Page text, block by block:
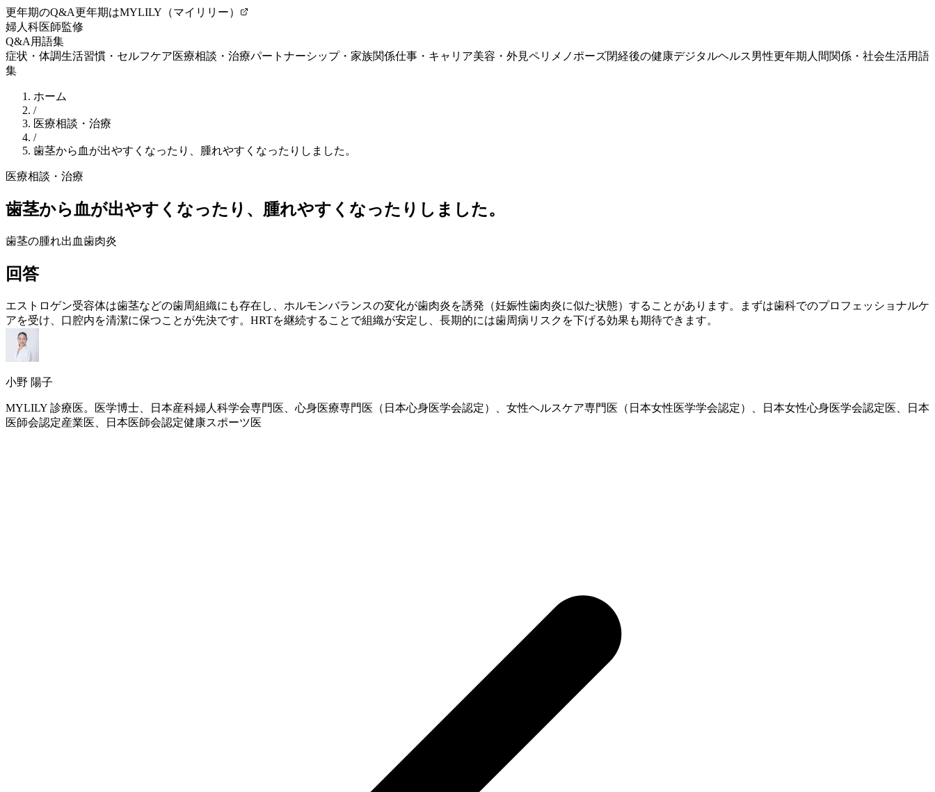
更年期のQ&A更年期はMYLILY（マイリリー）
婦人科医師監修
Q&A 用語集
症状・体調生活習慣・セルフケア医療相談・治療パートナーシップ・家族関係仕事・キャリア美容・外見ペリメノポーズ閉経後の健康デジタルヘルス男性更年期 人間関係・社会生活用語
集
ホーム
/
医療相談・治療
/
歯茎から血が出やすくなったり、腫れやすくなったりしました。
医療相談・治療
歯茎から血が出やすくなったり、腫れやすくなったりしました。
歯茎の腫れ出血歯肉炎
回答
エストロゲン受容体は歯茎などの歯周組織にも存在し、ホルモンバランスの変化が歯肉炎を誘発（妊娠性歯肉炎に似た状態）することがあります。まずは歯科でのプロフェッショナルケ
アを受け、口腔内を清潔に保つことが先決です。 HRTを継続することで組織が安定し、長期的には歯周病リスクを下げる効果も期待できます。
小野 陽子
MYLILY 診療医。医学博士、日本産科婦人科学会専門医、心身医療専門医（日本心身医学会認定）、女性ヘルスケア専門医（日本女性医学学会認定）、日本女性心身医学会認定医、日本
医師会認定産業医、日本医師会認定健康スポーツ医